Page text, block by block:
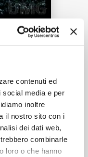
contenuti ed
social media e per
inoltre
il nostro sito con i
dei dati web,
combinarle
loro o che hanno
02:00